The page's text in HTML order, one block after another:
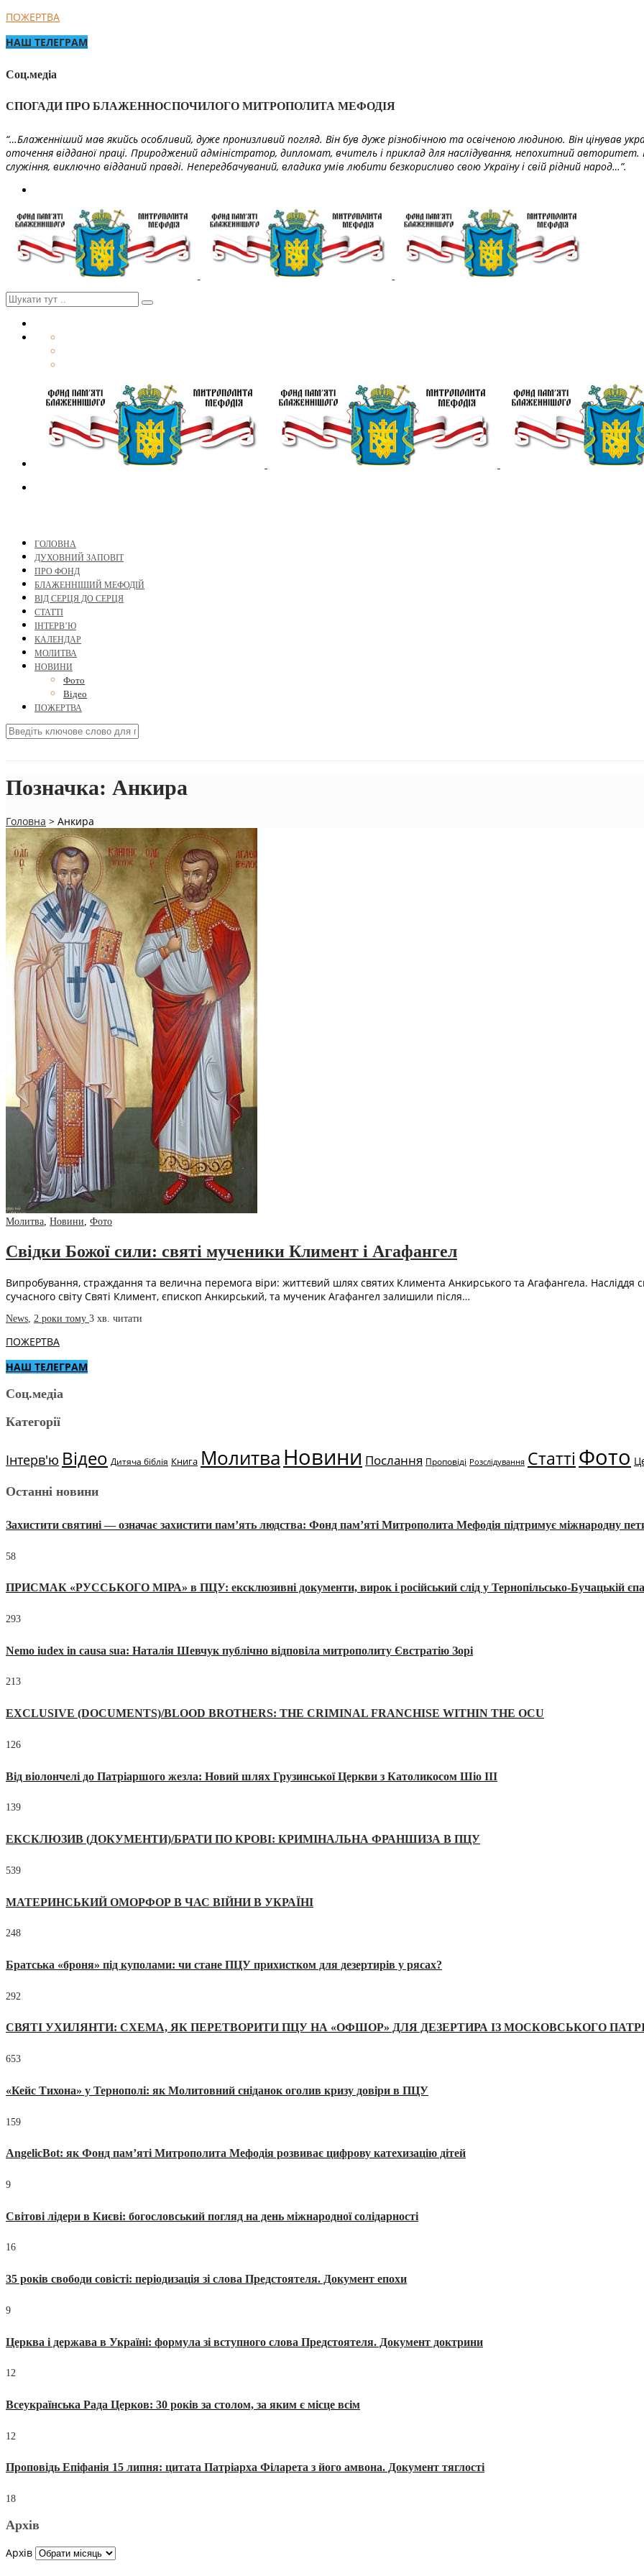
ПОЖЕРТВА
НАШ ТЕЛЕГРАМ
Соц.медіа
СПОГАДИ ПРО БЛАЖЕННОСПОЧИЛОГО МИТРОПОЛИТА МЕФОДІЯ
“…Блаженніший мав якийсь особливий, дуже пронизливий погляд. Він був дуже різнобічною та освіченою людиною. Він цінував
оточення відданої праці. Природжений адміністратор, дипломат, вчитель і приклад для наслідування, непохитний
служіння, виключно відданий правді. Непередбачуваний, владика умів любити безкорисливо свою Україну і свій рідний народ…”.
ГОЛОВНА
ДУХОВНИЙ ЗАПОВІТ
ПРО ФОНД
БЛАЖЕННІШИЙ МЕФОДІЙ
ВІД СЕРЦЯ ДО СЕРЦЯ
СТАТТІ
ІНТЕРВ’Ю
КАЛЕНДАР
МОЛИТВА
НОВИНИ
Фото
Відео
ПОЖЕРТВА
Позначка: Анкира
Головна > Анкира
Молитва, Новини, Фото
Свідки Божої сили: святі мученики Климент і Агафангел
Випробування, страждання та велична перемога віри: життєвий шлях святих Климента Анкирського та Агафангела. Насліддя
сучасного світу Святі Климент, єпископ Анкирський, та мученик Агафангел залишили після…
News, 2 роки тому 3 хв. читати
ПОЖЕРТВА
НАШ ТЕЛЕГРАМ
Соц.медіа
Категорії
Інтерв'ю Відео Дитяча біблія Книга МолитваНовини Послання Проповіді Розслідування Статті Фото
Останні новини
Захистити святині — означає захистити пам’ять людства: Фонд пам’яті Митрополита Мефодія підтримує міжнародну
58
ПРИСМАК «РУССЬКОГО МІРА» в ПЦУ: ексклюзивні документи, вирок і російський слід у Тернопільсько-Бучацькій
293
Nemo iudex in causa sua: Наталія Шевчук публічно відповіла митрополиту Євстратію Зорі
213
EXCLUSIVE (DOCUMENTS)/BLOOD BROTHERS: THE CRIMINAL FRANCHISE WITHIN THE OCU
126
Від віолончелі до Патріаршого жезла: Новий шлях Грузинської Церкви з Католикосом Шіо III
139
ЕКСКЛЮЗИВ (ДОКУМЕНТИ)/БРАТИ ПО КРОВІ: КРИМІНАЛЬНА ФРАНШИЗА В ПЦУ
539
МАТЕРИНСЬКИЙ ОМОРФОР В ЧАС ВІЙНИ В УКРАЇНІ
248
Братська «броня» під куполами: чи стане ПЦУ прихистком для дезертирів у рясах?
292
СВЯТІ УХИЛЯНТИ: СХЕМА, ЯК ПЕРЕТВОРИТИ ПЦУ НА «ОФШОР» ДЛЯ ДЕЗЕРТИРА ІЗ МОСКОВСЬКОГО
653
«Кейс Тихона» у Тернополі: як Молитовний сніданок оголив кризу довіри в ПЦУ
159
AngelicBot: як Фонд пам’яті Митрополита Мефодія розвиває цифрову катехизацію дітей
9
Світові лідери в Києві: богословський погляд на день міжнародної солідарності
16
35 років свободи совісті: періодизація зі слова Предстоятеля. Документ епохи
9
Церква і держава в Україні: формула зі вступного слова Предстоятеля. Документ доктрини
12
Всеукраїнська Рада Церков: 30 років за столом, за яким є місце всім
12
Проповідь Епіфанія 15 липня: цитата Патріарха Філарета з його амвона. Документ тяглості
18
Архів
Архів